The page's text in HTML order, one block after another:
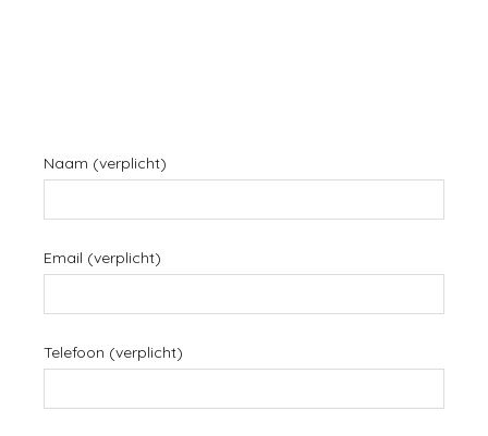
Naam (verplicht)
Email (verplicht)
Telefoon (verplicht)